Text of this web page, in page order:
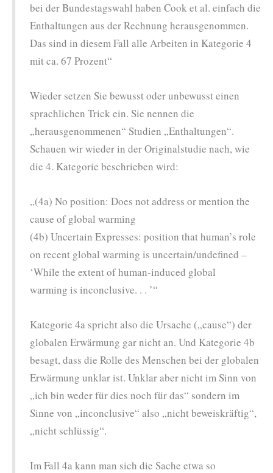
bei der Bundestagswahl haben Cook et al. einfach die
Enthaltungen aus der Rechnung herausgenommen.
Das sind in diesem Fall alle Arbeiten in Kategorie 4
mit ca. 67 Prozent“
Wieder setzen Sie bewusst oder unbewusst einen
sprachlichen Trick ein. Sie nennen die
„herausgenommenen“ Studien „Enthaltungen“.
Schauen wir wieder in der Originalstudie nach, wie
die 4. Kategorie beschrieben wird:
„(4a) No position: Does not address or mention the
cause of global warming
(4b) Uncertain Expresses: position that human’s role
on recent global warming is uncertain/undefined –
‘While the extent of human-induced global
warming is inconclusive. . . ’“
Kategorie 4a spricht also die Ursache („cause“) der
globalen Erwärmung gar nicht an. Und Kategorie 4b
besagt, dass die Rolle des Menschen bei der globalen
Erwärmung unklar ist. Unklar aber nicht im Sinn von
„ich bin weder für dies noch für das“ sondern im
Sinne von „inconclusive“ also „nicht beweiskräftig“,
„nicht schlüssig“.
Im Fall 4a kann man sich die Sache etwa so